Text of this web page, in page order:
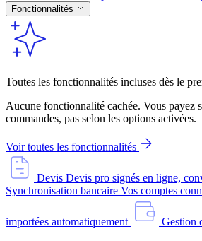
Fonctionnalités
Toutes les fonctionnalités incluses dès le
Aucune fonctionnalité cachée. Vous payez
commandes, pas selon les options activées.
Voir toutes les fonctionnalités
Devis Devis pro signés en ligne,
Synchronisation bancaire Vos comptes
importées automatiquement Gestion